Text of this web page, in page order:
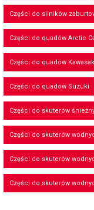
Części do silników
Części do quadów Arctic
Części do quadów
Części do quadów Suzuki
Części do skuterów
Części do skuterów
Części do skuterów
Części do skuterów